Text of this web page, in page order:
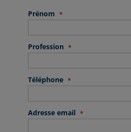
Prénom
Profession
Téléphone
Adresse email